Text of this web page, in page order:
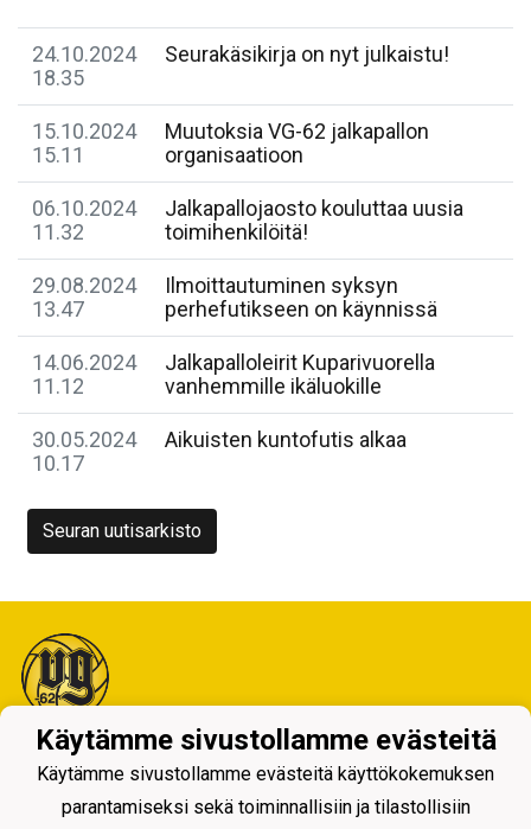
24.10.2024
18.35
Seurakäsikirja on nyt julkaistu!
15.10.2024
15.11
Muutoksia VG-62 jalkapallon
organisaatioon
06.10.2024
11.32
Jalkapallojaosto kouluttaa uusia
toimihenkilöitä!
29.08.2024
13.47
Ilmoittautuminen syksyn
perhefutikseen on käynnissä
14.06.2024
11.12
Jalkapalloleirit Kuparivuorella
vanhemmille ikäluokille
30.05.2024
10.17
Aikuisten kuntofutis alkaa
Seuran uutisarkisto
Tietosuojaseloste
Käytämme sivustollamme evästeitä
Käytämme sivustollamme evästeitä käyttökokemuksen
parantamiseksi sekä toiminnallisiin ja tilastollisiin